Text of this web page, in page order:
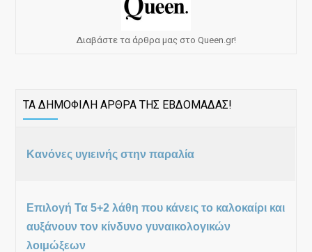
Διαβάστε τα άρθρα μας στο Queen.gr!
ΤΑ ΔΗΜΟΦΙΛΗ ΑΡΘΡΑ ΤΗΣ ΕΒΔΟΜΑΔΑΣ!
Κανόνες υγιεινής στην παραλία
Επιλογή Τα 5+2 λάθη που κάνεις το καλοκαίρι και
αυξάνουν τον κίνδυνο γυναικολογικών
λοιμώξεων